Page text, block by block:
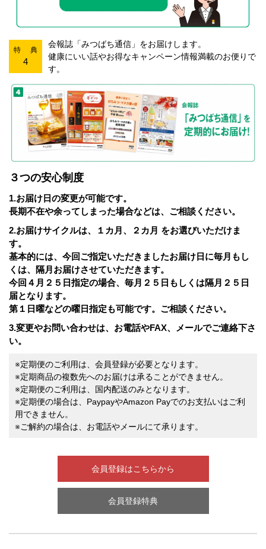
特 典
4
会報誌「みつばち通信」をお届けします。
健康にいい話やお得なキャンペーン情報満載のお便りで
す。
３つの安心制度
1.お届け日の変更が可能です。
長期不在や余ってしまった場合などは、ご相談ください。
2.お届けサイクルは、１カ月、２カ月 をお選びいただけま
す。
基本的には、今回ご指定いただきましたお届け日に毎月もし
くは、隔月お届けさせていただきます。
今回４月２５日指定の場合、毎月２５日もしくは隔月２５日
届となります。
第１日曜などの曜日指定も可能です。ご相談ください。
3.変更やお問い合わせは、お電話やFAX、メールでご連絡下さ
い。
※定期便のご利用は、会員登録が必要となります。
※定期商品の複数先へのお届けは承ることができません。
※定期便のご利用は、国内配送のみとなります。
※定期便の場合は、PaypayやAmazon Payでのお支払いはご利
用できません。
※ご解約の場合は、お電話やメールにて承ります。
会員登録はこちらから
会員登録特典